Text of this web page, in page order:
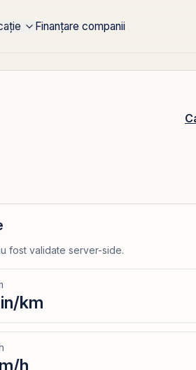
Finanțare companii
fost validate server-side.
km
h